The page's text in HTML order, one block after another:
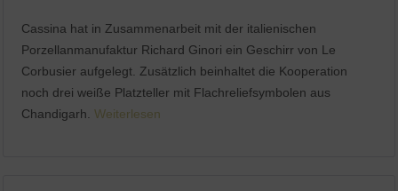
Cassina hat in Zusammenarbeit mit der italienischen
Porzellanmanufaktur Richard Ginori ein Geschirr von Le
Corbusier aufgelegt. Zusätzlich beinhaltet die Kooperation
noch drei weiße Platzteller mit Flachreliefsymbolen aus
Chandigarh.Weiterlesen